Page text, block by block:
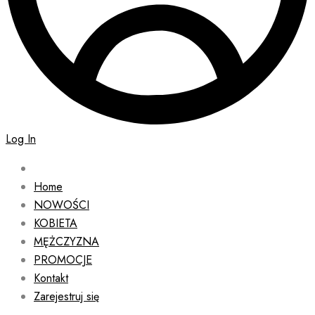
Log In
Home
NOWOŚCI
KOBIETA
MĘŻCZYZNA
PROMOCJE
Kontakt
Zarejestruj się